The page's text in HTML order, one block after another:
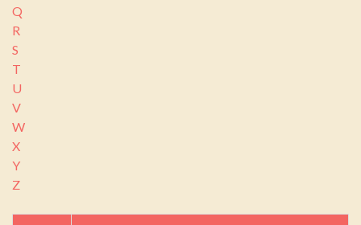
Q
R
S
T
U
V
W
X
Y
Z